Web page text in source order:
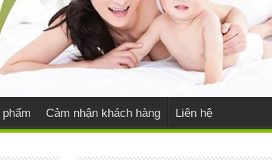
phẩm Cảm nhận khách hàng Liên hệ